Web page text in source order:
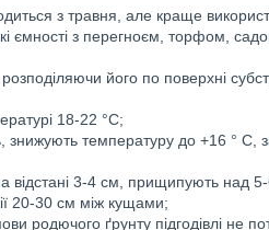
з травня, але краще
ємності з перегноєм, торфом,
його по поверхні
18-22 °C;
знижують температуру до +16 ° C,
відстані 3-4 см, прищипують над
20-30 см між кущами;
родючого ґрунту підгодівлі не